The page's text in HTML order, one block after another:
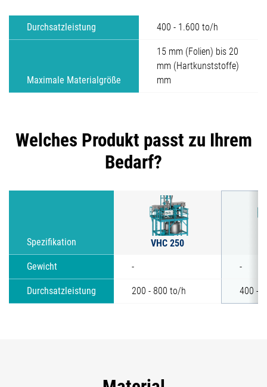
Durchsatzleistung 400 - 1.600 to/h
Maximale Materialgröße
15 mm (Folien) bis 20
mm (Hartkunststoffe)
mm
Welches Produkt passt zu Ihrem
Bedarf?
Spezifikation VHC 250
Gewicht - -
Durchsatzleistung 200 - 800 to/h 400 -